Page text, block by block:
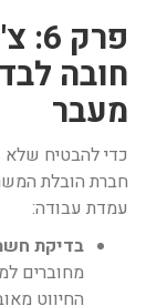
חובה
מעבר
חברת הובלת
עמדת עבודה:
בדיקת
מחוברים
החיווט